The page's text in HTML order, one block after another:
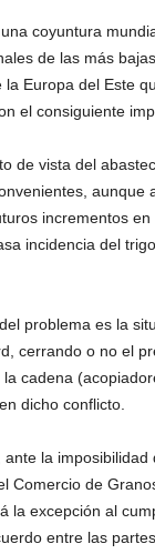
coyuntura
de las más
la Europa del Este
el consiguiente
de vista del
aunque
incrementos
incidencia del
problema es la
cerrando o no el
cadena
dicho conflicto.
ante la
Comercio de
la excepción al
entre las